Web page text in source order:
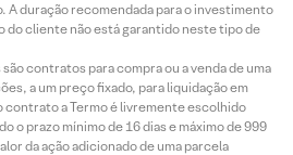
A duração recomendada para o investimento
do cliente não está garantido neste tipo de
contratos para compra ou a venda de uma
a um preço fixado, para liquidação em
contrato a Termo é livremente escolhido
o prazo mínimo de 16 dias e máximo de 999
da ação adicionado de uma parcela